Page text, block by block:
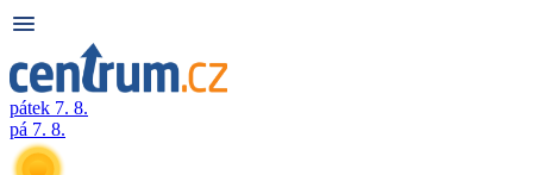
pátek 7. 8.
pá 7. 8.